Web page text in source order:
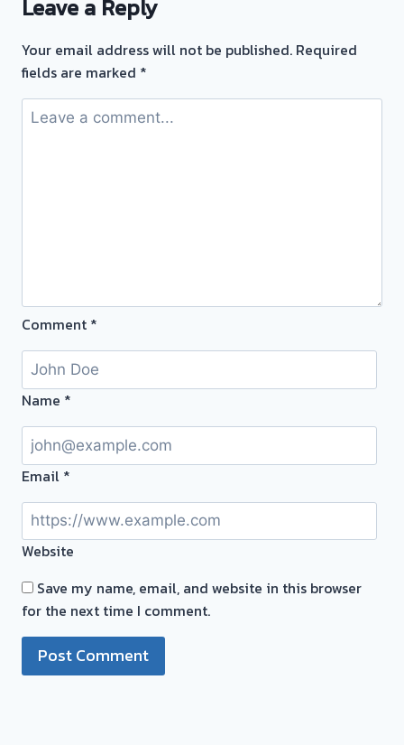
ทอง
รับ
ถึง
โรง
สด
ไม่
รอ
หน้า
งาน
ผล
งาน
ซื้อ
ตั๋ว
จำนำ
Leave a Reply
Your email address will not be published. Required
fields are marked *
Comment *
Name *
Email *
Website
Save my name, email, and website in this browser
for the next time I comment.